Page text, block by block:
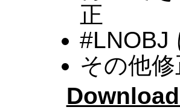
正
#LNOBJ
その他